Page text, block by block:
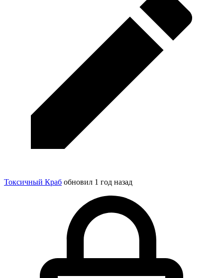
Токсичный Краб обновил 1 год назад